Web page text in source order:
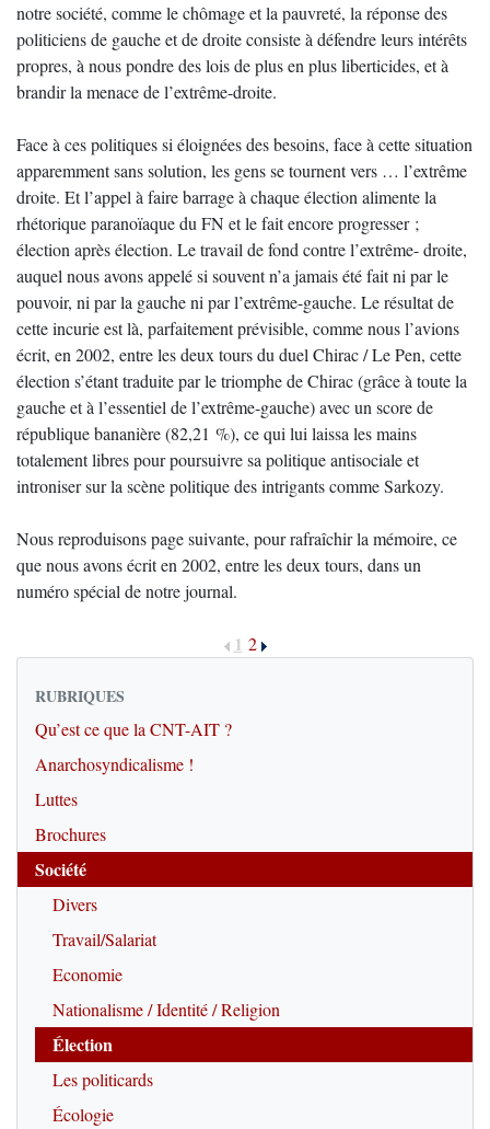
notre société, comme le chômage et la pauvreté, la réponse des
politiciens de gauche et de droite consiste à défendre leurs intérêts
propres, à nous pondre des lois de plus en plus liberticides, et à
brandir la menace de l’extrême-droite.
Face à ces politiques si éloignées des besoins, face à cette situation
apparemment sans solution, les gens se tournent vers … l’extrême
droite. Et l’appel à faire barrage à chaque élection alimente la
rhétorique paranoïaque du FN et le fait encore progresser ;
élection après élection. Le travail de fond contre l’extrême- droite,
auquel nous avons appelé si souvent n’a jamais été fait ni par le
pouvoir, ni par la gauche ni par l’extrême-gauche. Le résultat de
cette incurie est là, parfaitement prévisible, comme nous l’avions
écrit, en 2002, entre les deux tours du duel Chirac / Le Pen, cette
élection s’étant traduite par le triomphe de Chirac (grâce à toute la
gauche et à l’essentiel de l’extrême-gauche) avec un score de
république bananière (82,21 %), ce qui lui laissa les mains
totalement libres pour poursuivre sa politique antisociale et
introniser sur la scène politique des intrigants comme Sarkozy.
Nous reproduisons page suivante, pour rafraîchir la mémoire, ce
que nous avons écrit en 2002, entre les deux tours, dans un
numéro spécial de notre journal.
1 2
RUBRIQUES
Qu’est ce que la CNT-AIT ?
Anarchosyndicalisme !
Luttes
Brochures
Société
Divers
Travail/Salariat
Economie
Nationalisme / Identité / Religion
Élection
Les politicards
Écologie